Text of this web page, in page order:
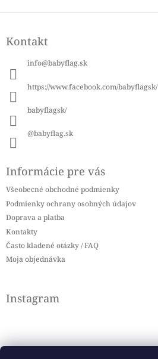
pKontakt
info@babyflag.sk
https://www.facebook.com/babyflagsk/
babyflagsk/
@babyflag.sk
Informácie pre vás
Všeobecné obchodné podmienky
Podmienky ochrany osobných údajov
Doprava a platba
Kontakty
Často kladené otázky / FAQ
Moja objednávka
Instagram